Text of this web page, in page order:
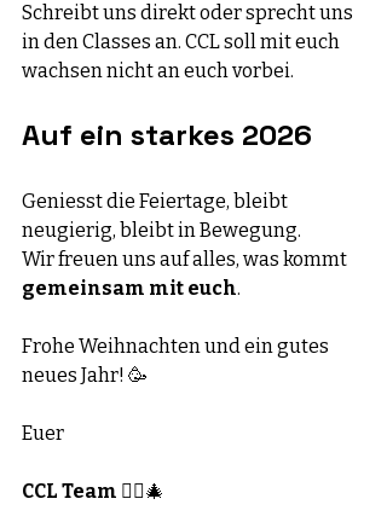
Schreibt uns direkt oder sprecht uns
in den Classes an. CCL soll mit euch
wachsen nicht an euch vorbei.
Auf ein starkes 2026
Geniesst die Feiertage, bleibt
neugierig, bleibt in Bewegung.
Wir freuen uns auf alles, was kommt
gemeinsam mit euch.
Frohe Weihnachten und ein gutes
neues Jahr! 🥳
Euer
CCL Team 🤸‍♂️🎄